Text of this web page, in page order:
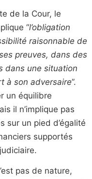
de la Cour, le
“l’obligation
raisonnable de
preuves, dans des
dans une situation
à son adversaire”.
un équilibre
il n’implique pas
sur un pied d’égalité
supportés
pas de nature,